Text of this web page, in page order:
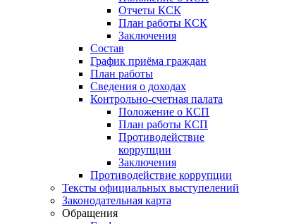
Отчеты КСК
План работы КСК
Заключения
Состав
График приёма граждан
План работы
Сведения о доходах
Контрольно-счетная палата
Положение о КСП
План работы КСП
Противодействие
коррупции
Заключения
Противодействие коррупции
Тексты официальных выступелений
Законодательная карта
Обращения